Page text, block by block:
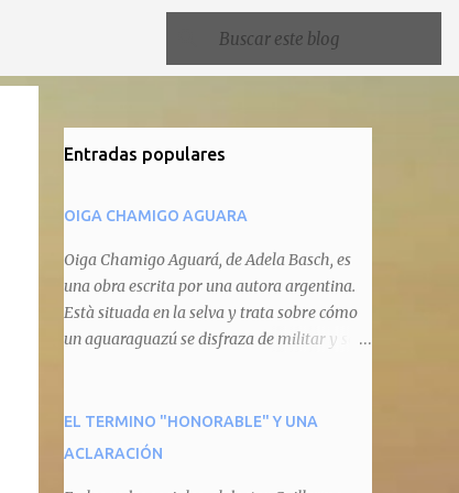
Entradas populares
OIGA CHAMIGO AGUARA
Oiga Chamigo Aguará, de Adela Basch, es
una obra escrita por una autora argentina.
Està situada en la selva y trata sobre cómo
un aguaraguazú se disfraza de militar y se
animal que pretenda circular por ahí. En
primera instancia aparece Teteu, el tero,
EL TERMINO "HONORABLE" Y UNA
ACLARACIÓN